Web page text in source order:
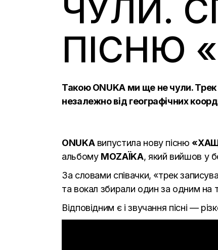
ЧУЛИ.
ПІСНЮ
Такою ONUKA ми ще не чули. Трек
незалежно від географічних
ONUKAвипустила нову пісню
альбому MOZAЇKA, який вийшов у
За словами співачки, «трек
та вокал збирали один за одним на
Відповідним є і звучання пісні —